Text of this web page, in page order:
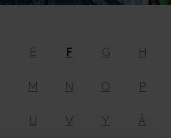
E F G H
M N O P
U V Y Ä